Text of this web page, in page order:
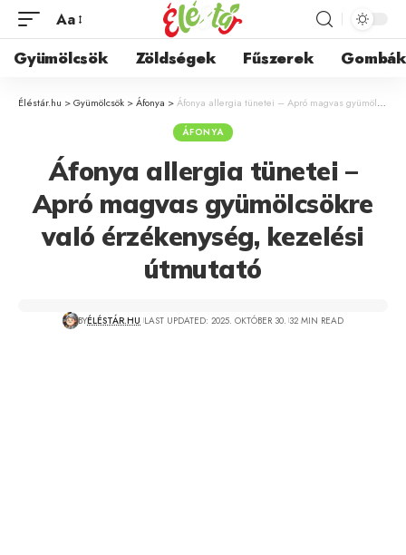
Aa
Gyümölcsök Zöldségek Fűszerek Gombák
Éléstár.hu >Gyümölcsök >Áfonya >Áfonya allergia tünetei – Apró magvas gyümölcsökre való érzékenység, kezelési útmutató
ÁFONYA
Áfonya allergia tünetei –
Apró magvas gyümölcsökre
való érzékenység, kezelési
útmutató
BYÉLÉSTÁR.HU LAST UPDATED: 2025. OKTÓBER 30. 32 MIN READ